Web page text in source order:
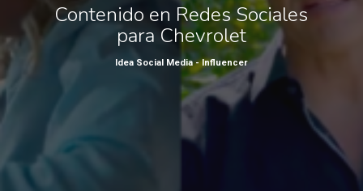
Contenido en Redes Sociales
para Chevrolet
Idea Social Media - Influencer